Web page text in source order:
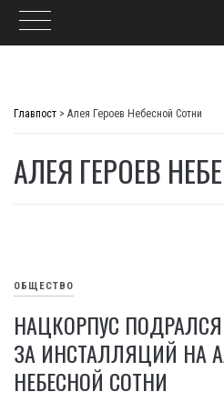
Главпост > Алея Героев Небесной Сотни
АЛЕЯ ГЕРОЕВ
ОБЩЕСТВО
НАЦКОРПУС
ЗА ИНСТАЛЛЯЦИЙ НА
НЕБЕСНОЙ СОТНИ